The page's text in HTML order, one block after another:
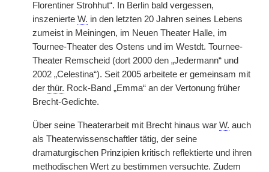
Florentiner Strohhut“. In Berlin bald vergessen,
inszenierte W. in den letzten 20 Jahren seines Lebens
zumeist in Meiningen, im Neuen Theater Halle, im
Tournee-Theater des Ostens und im Westdt. Tournee-
Theater Remscheid (dort 2000 den „Jedermann“ und
2002 „Celestina“). Seit 2005 arbeitete er gemeinsam mit
der thür. Rock-Band „Emma“ an der Vertonung früher
Brecht-Gedichte.
Über seine Theaterarbeit mit Brecht hinaus war W. auch
als Theaterwissenschaftler tätig, der seine
dramaturgischen Prinzipien kritisch reflektierte und ihren
methodischen Wert zu bestimmen versuchte. Zudem